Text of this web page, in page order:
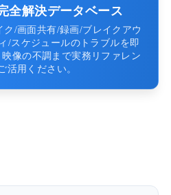
全解決データベース
/画面共有/録画/ブレイクアウ
/スケジュールのトラブルを即
像の不調まで実務リファレン
活用ください。